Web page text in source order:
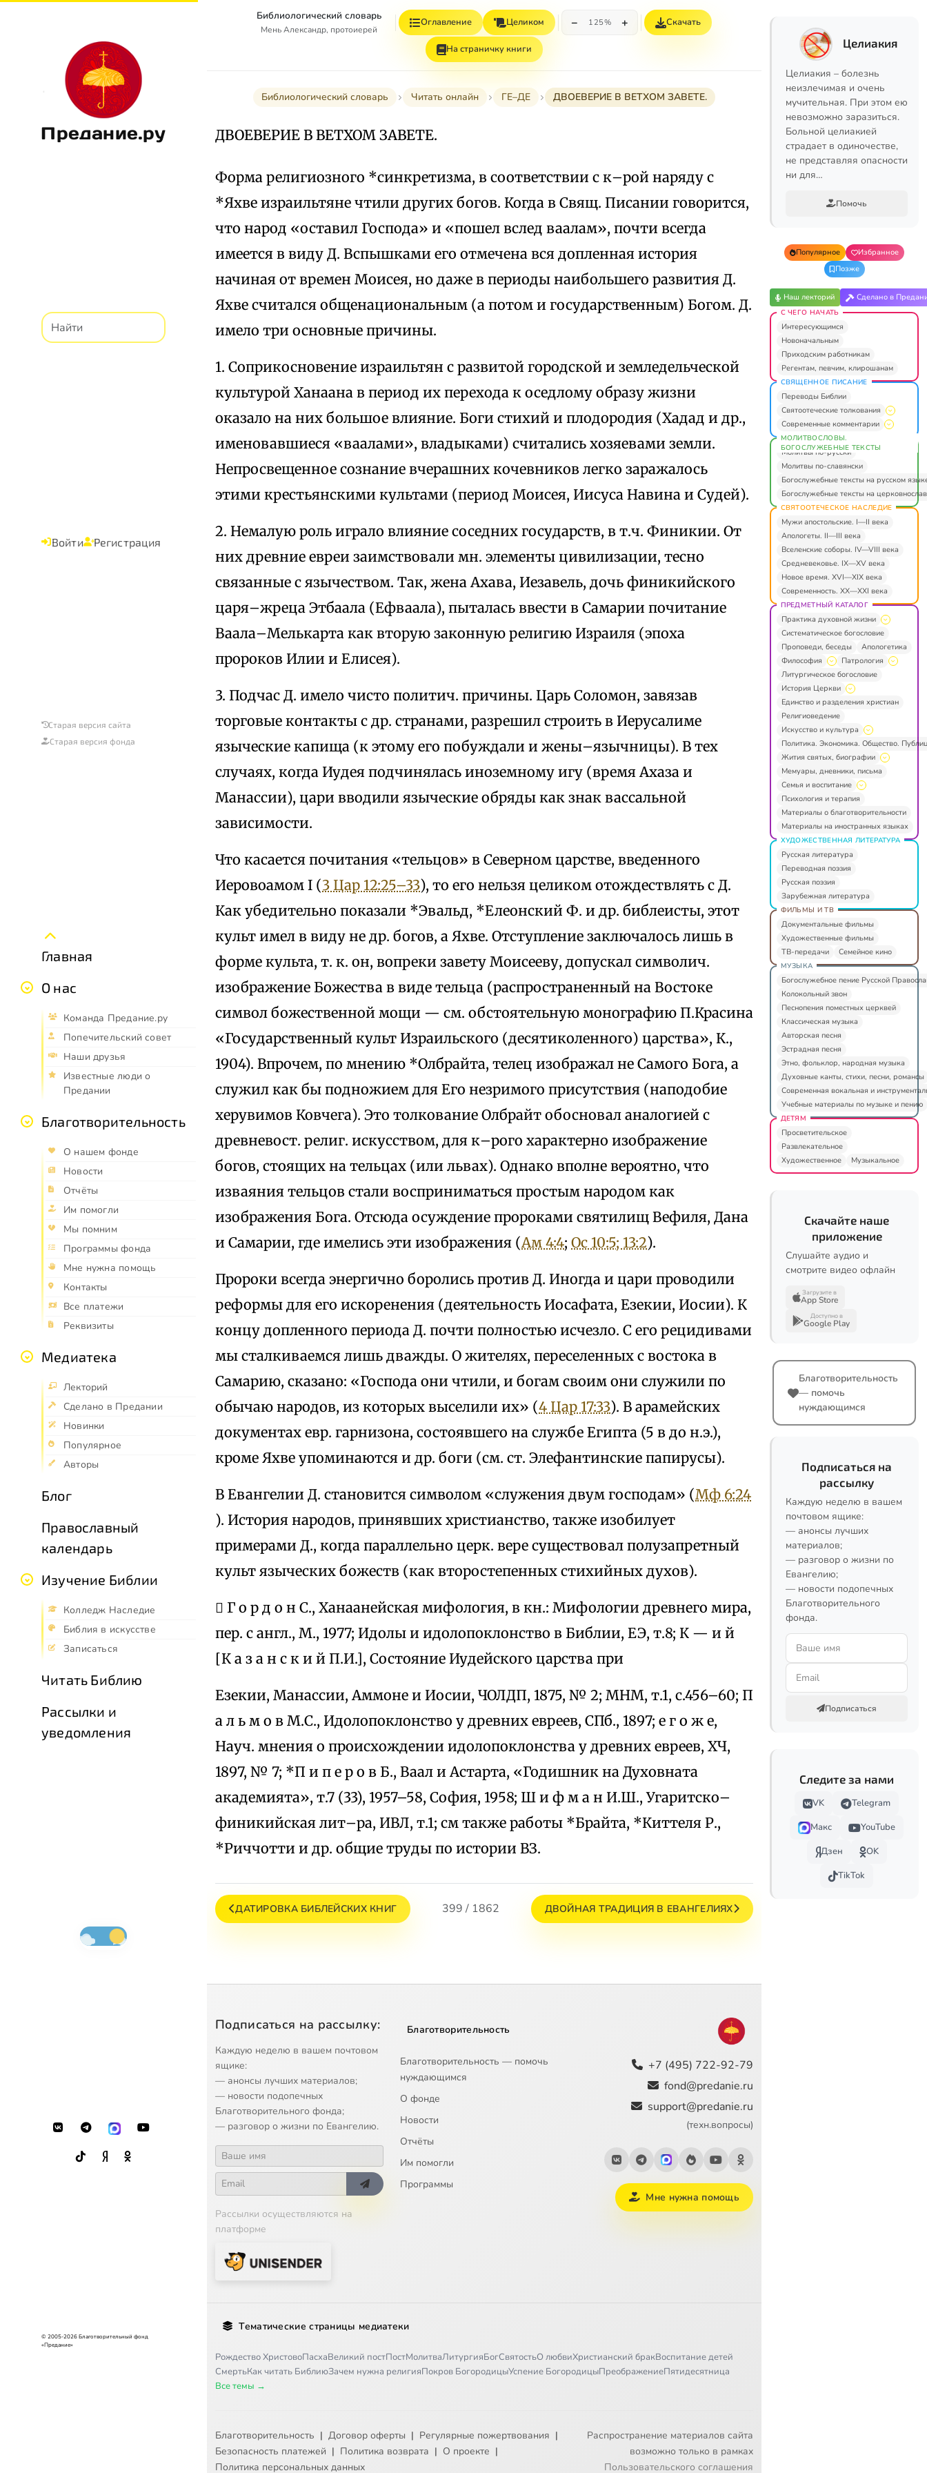
Предание.ру
Войти Регистрация
Старая версия сайта
Старая версия фонда
Главная
О нас
Команда Предание.ру
Попечительский совет
Наши друзья
Известные люди о
Предании
Благотворительность
О нашем фонде
Новости
Отчёты
Им помогли
Мы помним
Программы фонда
Мне нужна помощь
Контакты
Все платежи
Реквизиты
Медиатека
Лекторий
Сделано в Предании
Новинки
Популярное
Авторы
Блог
Православный
календарь
Изучение Библии
Колледж Наследие
Библия в искусстве
Записаться
Читать Библию
Рассылки и
уведомления
© 2005-2026 Благотворительный фонд
«Предание»
Библиологический словарь
Мень Александр, протоиерей
Оглавление Целиком − 125% + Скачать
На страничку книги
Библиологический словарь Читать онлайн ГЕ–ДЕ ДВОЕВЕРИЕ В ВЕТХОМ ЗАВЕТЕ.
ДВОЕВЕРИЕ В ВЕТХОМ ЗАВЕТЕ.
Форма религиозного *синкретизма, в соответствии с к–рой наряду с
*Яхве израильтяне чтили других богов. Когда в Свящ. Писании говорится,
что народ «оставил Господа» и «пошел вслед ваалам», почти всегда
имеется в виду Д. Вспышками его отмечена вся допленная история
начиная от времен Моисея, но даже в периоды наибольшего развития Д.
Яхве считался общенациональным (а потом и государственным) Богом. Д.
имело три основные причины.
1. Соприкосновение израильтян с развитой городской и земледельческой
культурой Ханаана в период их перехода к оседлому образу жизни
оказало на них большое влияние. Боги стихий и плодородия (Хадад и др.,
именовавшиеся «ваалами», владыками) считались хозяевами земли.
Непросвещенное сознание вчерашних кочевников легко заражалось
этими крестьянскими культами (период Моисея, Иисуса Навина и Судей).
2. Немалую роль играло влияние соседних государств, в т.ч. Финикии. От
них древние евреи заимствовали мн. элементы цивилизации, тесно
связанные с язычеством. Так, жена Ахава, Иезавель, дочь финикийского
царя–жреца Этбаала (Ефваала), пыталась ввести в Самарии почитание
Ваала–Мелькарта как вторую законную религию Израиля (эпоха
пророков Илии и Елисея).
3. Подчас Д. имело чисто политич. причины. Царь Соломон, завязав
торговые контакты с др. странами, разрешил строить в Иерусалиме
языческие капища (к этому его побуждали и жены–язычницы). В тех
случаях, когда Иудея подчинялась иноземному игу (время Ахаза и
Манассии), цари вводили языческие обряды как знак вассальной
зависимости.
Что касается почитания «тельцов» в Северном царстве, введенного
Иеровоамом I (3 Цар 12:25–33), то его нельзя целиком отождествлять с Д.
Как убедительно показали *Эвальд, *Елеонский Ф. и др. библеисты, этот
культ имел в виду не др. богов, а Яхве. Отступление заключалось лишь в
форме культа, т. к. он, вопреки завету Моисееву, допускал символич.
изображение Божества в виде тельца (распространенный на Востоке
символ божественной мощи — см. обстоятельную монографию П.Красина
«Государственный культ Израильского (десятиколенного) царства», К.,
1904). Впрочем, по мнению *Олбрайта, телец изображал не Самого Бога, а
служил как бы подножием для Его незримого присутствия (наподобие
херувимов Ковчега). Это толкование Олбрайт обосновал аналогией с
древневост. религ. искусством, для к–рого характерно изображение
богов, стоящих на тельцах (или львах). Однако вполне вероятно, что
изваяния тельцов стали восприниматься простым народом как
изображения Бога. Отсюда осуждение пророками святилищ Вефиля, Дана
и Самарии, где имелись эти изображения (Ам 4:4; Ос 10:5; 13:2).
Пророки всегда энергично боролись против Д. Иногда и цари проводили
реформы для его искоренения (деятельность Иосафата, Езекии, Иосии). К
концу допленного периода Д. почти полностью исчезло. С его рецидивами
мы сталкиваемся лишь дважды. О жителях, переселенных с востока в
Самарию, сказано: «Господа они чтили, и богам своим они служили по
обычаю народов, из которых выселили их» (4 Цар 17:33). В арамейских
документах евр. гарнизона, состоявшего на службе Египта (5 в до н.э.),
кроме Яхве упоминаются и др. боги (см. ст. Элефантинские папирусы).
В Евангелии Д. становится символом «служения двум господам» (Мф 6:24
). История народов, принявших христианство, также изобилует
примерами Д., когда параллельно церк. вере существовал полузапретный
культ языческих божеств (как второстепенных стихийных духов).
 Г о р д о н С., Ханаанейская мифология, в кн.: Мифологии древнего мира,
пер. с англ., М., 1977; Идолы и идолопоклонство в Библии, ЕЭ, т.8; К — и й
[К а з а н с к и й П.И.], Состояние Иудейского царства при
Езекии, Манассии, Аммоне и Иосии, ЧОЛДП, 1875, № 2; МНМ, т.1, с.456–60; П
а л ь м о в М.С., Идолопоклонство у древних евреев, СПб., 1897; е г о ж е,
Науч. мнения о происхождении идолопоклонства у древних евреев, ХЧ,
1897, № 7; *П и п е р о в Б., Ваал и Астарта, «Годишник на Духовната
академията», т.7 (33), 1957–58, София, 1958; Ш и ф м а н И.Ш., Угаритско–
финикийская лит–ра, ИВЛ, т.1; см также работы *Брайта, *Киттеля Р.,
*Риччотти и др. общие труды по истории ВЗ.
ДАТИРОВКА БИБЛЕЙСКИХ КНИГ 399 / 1862 ДВОЙНАЯ ТРАДИЦИЯ В ЕВАНГЕЛИЯХ
Подписаться на рассылку:
Каждую неделю в вашем почтовом
ящике:
— анонсы лучших материалов;
— новости подопечных
Благотворительного фонда;
— разговор о жизни по Евангелию.
Рассылки осуществляются на
платформе
Благотворительность
Благотворительность — помочь
нуждающимся
О фонде
Новости
Отчёты
Им помогли
Программы
+7 (495) 722-92-79
fond@predanie.ru
support@predanie.ru
(техн.вопросы)
Мне нужна помощь
Тематические страницы медиатеки
Рождество ХристовоПасхаВеликий постПостМолитваЛитургияБогСвятостьО любвиХристианский бракВоспитание детей
СмертьКак читать БиблиюЗачем нужна религияПокров БогородицыУспение БогородицыПреображениеПятидесятница
Все темы →
Благотворительность | Договор оферты | Регулярные пожертвования |
Безопасность платежей | Политика возврата | О проекте |
Политика персональных данных
Распространение материалов сайта
возможно только в рамках
Пользовательского соглашения
Целиакия
Целиакия – болезнь
неизлечимая и очень
мучительная. При этом ею
невозможно заразиться.
Больной целиакией
страдает в одиночестве,
не представляя опасности
ни для…
Помочь
Популярное
Избранное
Позже
Наш лекторий Сделано в
С ЧЕГО НАЧАТЬ
Интересующимся
Новоначальным
Приходским работникам
Регентам, певчим, клирошанам
СВЯЩЕННОЕ ПИСАНИЕ
Переводы Библии
Святоотеческие толкования
Современные комментарии
МОЛИТВОСЛОВЫ.
БОГОСЛУЖЕБНЫЕ ТЕКСТЫ
Молитвы по-русски
Молитвы по-славянски
Богослужебные тексты на русском
Богослужебные тексты на
СВЯТООТЕЧЕСКОЕ НАСЛЕДИЕ
Мужи апостольские. I—II века
Апологеты. II—III века
Вселенские соборы. IV—VIII века
Средневековье. IX—XV века
Новое время. XVI—XIX века
Современность. XX—XXI века
ПРЕДМЕТНЫЙ КАТАЛОГ
Практика духовной жизни
Систематическое богословие
Проповеди, беседы
Апологетика
Философия
Патрология
Литургическое богословие
История Церкви
Единство и разделения христиан
Религиоведение
Искусство и культура
Политика. Экономика. Общество.
Жития святых, биографии
Мемуары, дневники, письма
Семья и воспитание
Психология и терапия
Материалы о благотворительности
Материалы на иностранных языках
ХУДОЖЕСТВЕННАЯ ЛИТЕРАТУРА
Русская литература
Переводная поэзия
Русская поэзия
Зарубежная литература
ФИЛЬМЫ И ТВ
Документальные фильмы
Художественные фильмы
ТВ-передачи
Семейное кино
МУЗЫКА
Богослужебное пение Русской
Колокольный звон
Песнопения поместных церквей
Классическая музыка
Авторская песня
Эстрадная песня
Этно, фольклор, народная музыка
Духовные канты, стихи, песни, романсы
Современная вокальная и
Учебные материалы по музыке и пению
ДЕТЯМ
Просветительское
Развлекательное
Художественное
Музыкальное
Скачайте наше
приложение
Слушайте аудио и
смотрите видео офлайн
Загрузите в
App Store
Доступно в
Google Play
Благотворительность
— помочь
нуждающимся
Подписаться на
рассылку
Каждую неделю в вашем
почтовом ящике:
— анонсы лучших
материалов;
— разговор о жизни по
Евангелию;
— новости подопечных
Благотворительного
фонда.
Подписаться
Следите за нами
VK
Telegram
Макс
YouTube
Дзен
OK
TikTok